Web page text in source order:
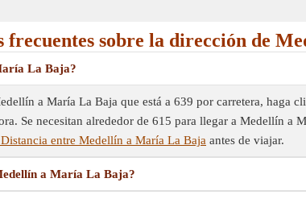
frecuentes sobre la dirección de
La Baja?
a María La Baja que está a 639 por carretera, haga
Se necesitan alrededor de 615 para llegar a Medellín a
entre Medellín a María La Baja antes de viajar.
a María La Baja?